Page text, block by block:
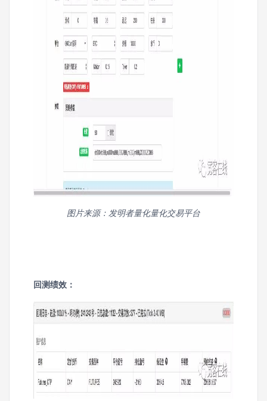
图片来源：发明者量化量化交易平台
回测绩效：